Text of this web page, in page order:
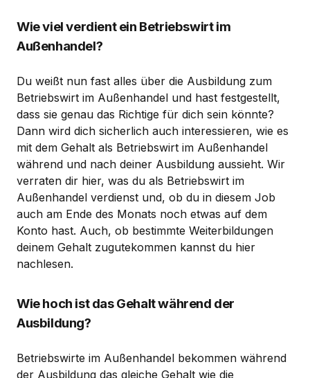
Wie viel verdient ein Betriebswirt im
Außenhandel?
Du weißt nun fast alles über die Ausbildung zum
Betriebswirt im Außenhandel und hast festgestellt,
dass sie genau das Richtige für dich sein könnte?
Dann wird dich sicherlich auch interessieren, wie es
mit dem Gehalt als Betriebswirt im Außenhandel
während und nach deiner Ausbildung aussieht. Wir
verraten dir hier, was du als Betriebswirt im
Außenhandel verdienst und, ob du in diesem Job
auch am Ende des Monats noch etwas auf dem
Konto hast. Auch, ob bestimmte Weiterbildungen
deinem Gehalt zugutekommen kannst du hier
nachlesen.
Wie hoch ist das Gehalt während der
Ausbildung?
Betriebswirte im Außenhandel bekommen während
der Ausbildung das gleiche Gehalt wie die